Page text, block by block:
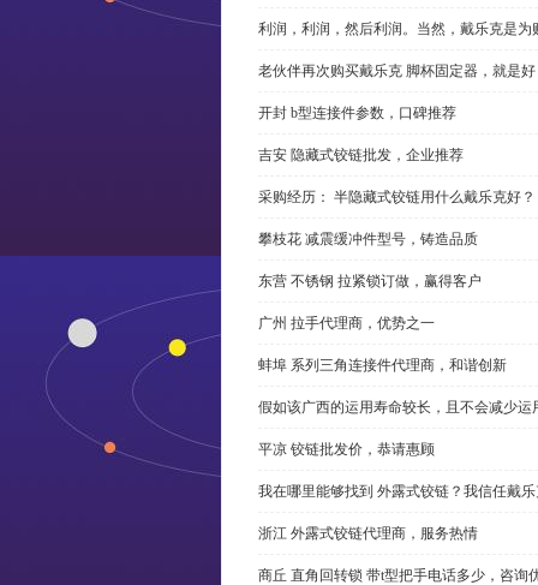
利润，利润，然后利润。当然，戴乐克是为
老伙伴再次购买戴乐克 脚杯固定器，就是
开封 b型连接件参数，口碑推荐
吉安 隐藏式铰链批发，企业推荐
采购经历： 半隐藏式铰链用什么戴乐克好？
攀枝花 减震缓冲件型号，铸造品质
东营 不锈钢 拉紧锁订做，赢得客户
广州 拉手代理商，优势之一
蚌埠 系列三角连接件代理商，和谐创新
假如该广西的运用寿命较长，且不会减少
平凉 铰链批发价，恭请惠顾
我在哪里能够找到 外露式铰链？我信任戴
浙江 外露式铰链代理商，服务热情
商丘 直角回转锁 带t型把手电话多少，咨询